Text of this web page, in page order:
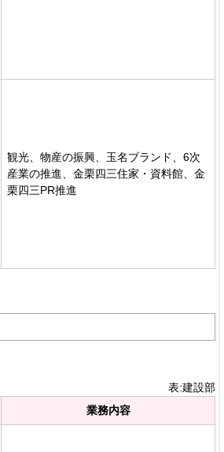
観光、物産の振興、玉名ブランド、6次
産業の推進、金栗四三住家・資料館、金
栗四三PR推進
表:建設部
業務内容